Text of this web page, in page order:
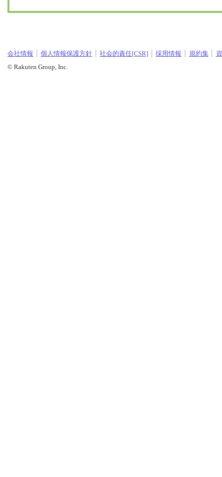
会社情報 個人情報保護方針 社会的責任[CSR] 採用情報 規約集
© Rakuten Group, Inc.